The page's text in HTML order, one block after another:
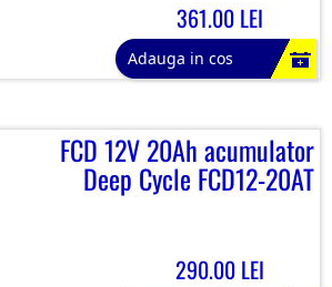
361.00 LEI
Adauga in cos
FCD 12V 20Ah acumulator
Deep Cycle FCD12-20AT
290.00 LEI